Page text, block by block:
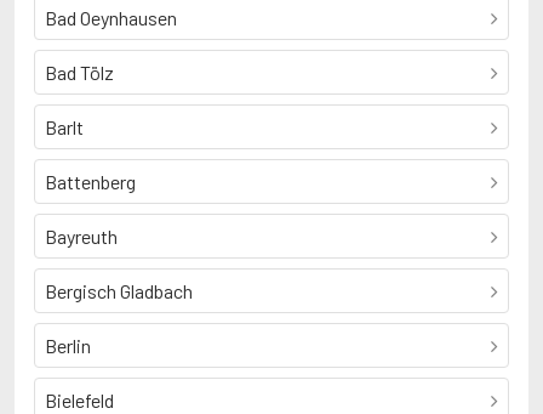
Bad Oeynhausen
Bad Tölz
Barlt
Battenberg
Bayreuth
Bergisch Gladbach
Berlin
Bielefeld